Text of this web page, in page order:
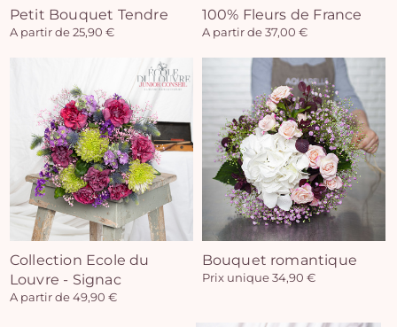
Petit Bouquet Tendre
A partir de 25,90 €
100% Fleurs de France
A partir de 37,00 €
Collection Ecole du
Louvre - Signac
A partir de 49,90 €
Bouquet romantique
Prix unique 34,90 €